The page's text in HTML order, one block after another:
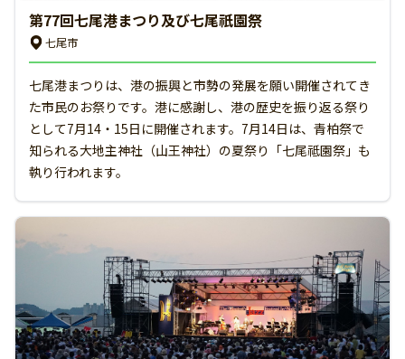
第77回七尾港まつり及び七尾祇園祭
七尾市
七尾港まつりは、港の振興と市勢の発展を願い開催されてき
た市民のお祭りです。港に感謝し、港の歴史を振り返る祭り
として7月14・15日に開催されます。7月14日は、青柏祭で
知られる大地主神社（山王神社）の夏祭り「七尾祗園祭」も
執り行われます。